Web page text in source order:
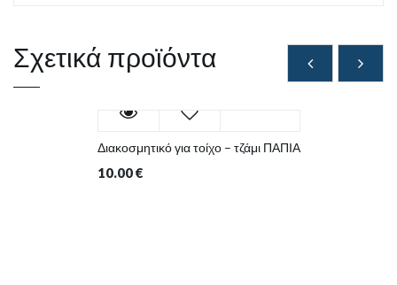
Σχετικά προϊόντα
Διακοσμητικό για τοίχο – τζάμι ΠΑΠΙΑ
10.00€